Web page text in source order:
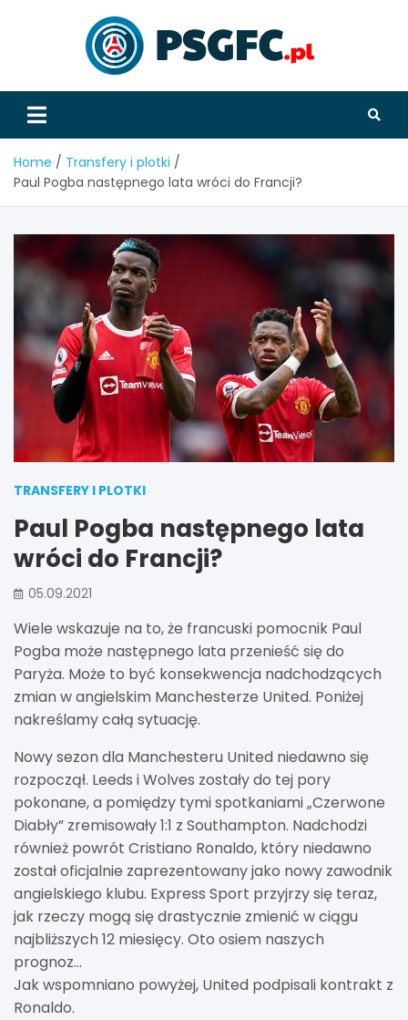
Home
Transfery i plotki
Paul Pogba następnego lata wróci do Francji?
TRANSFERY I PLOTKI
Paul Pogba następnego lata
wróci do Francji?
05.09.2021
Wiele wskazuje na to, że francuski pomocnik Paul
Pogba może następnego lata przenieść się do
Paryża. Może to być konsekwencja nadchodzących
zmian w angielskim Manchesterze United. Poniżej
nakreślamy całą sytuację.
Nowy sezon dla Manchesteru United niedawno się
rozpoczął. Leeds i Wolves zostały do ​​tej pory
pokonane, a pomiędzy tymi spotkaniami „Czerwone
Diabły” zremisowały 1:1 z Southampton. Nadchodzi
również powrót Cristiano Ronaldo, który niedawno
został oficjalnie zaprezentowany jako nowy zawodnik
angielskiego klubu. Express Sport przyjrzy się teraz,
jak rzeczy mogą się drastycznie zmienić w ciągu
najbliższych 12 miesięcy. Oto osiem naszych
prognoz…
Jak wspomniano powyżej, United podpisali kontrakt z
Ronaldo.